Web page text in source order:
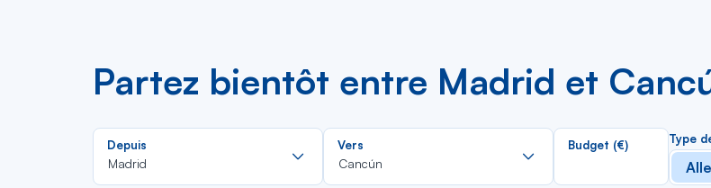
Partez bientôt entre Madrid et
Depuis
Madrid
Rechercher
dans
la
Vers
Cancún
Rechercher
la
Budget (€) Type